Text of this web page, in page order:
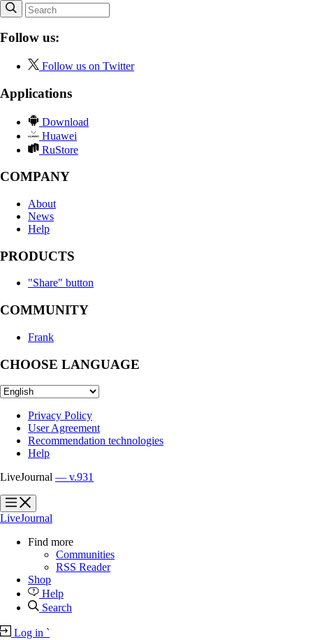
Follow us:
Follow us on Twitter
Applications
Download
Huawei
RuStore
COMPANY
About
News
Help
PRODUCTS
"Share" button
COMMUNITY
Frank
CHOOSE LANGUAGE
Privacy Policy
User Agreement
Recommendation technologies
Help
LiveJournal — v.931
?
?
LiveJournal
Find more
Communities
RSS Reader
Shop
Help
Search
Log in `